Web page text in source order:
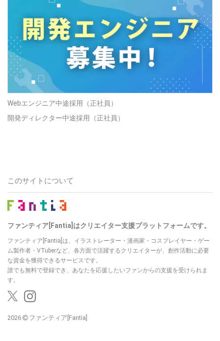
Webエンジニア中途採用（正社員）
開発ディレクター中途採用（正社員）
このサイトについて
ファンティア[Fantia]はクリエイター支援プラットフォームです。
ファンティア[Fantia]は、イラストレーター・漫画家・コスプレイヤー・ゲー
ム製作者・VTuberなど、各方面で活躍するクリエイターが、創作活動に必要
な資金を獲得できるサービスです。
誰でも無料で登録でき、あなたを応援したいファンからの支援を受けられま
す。
2026 ファンティア[Fantia]